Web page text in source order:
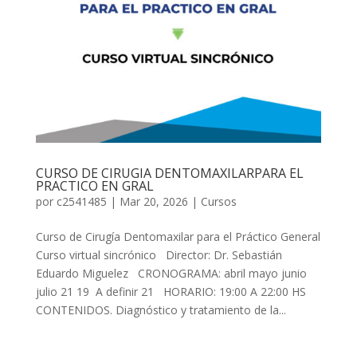
CURSO DE CIRUGIA DENTOMAXILARPARA EL
PRACTICO EN GRAL
por c2541485 | Mar 20, 2026 | Cursos
Curso de Cirugía Dentomaxilar para el Práctico General
Curso virtual sincrónico Director: Dr. Sebastián
Eduardo Miguelez CRONOGRAMA: abril mayo junio
julio 21 19 A definir 21 HORARIO: 19:00 A 22:00 HS
CONTENIDOS. Diagnóstico y tratamiento de la...